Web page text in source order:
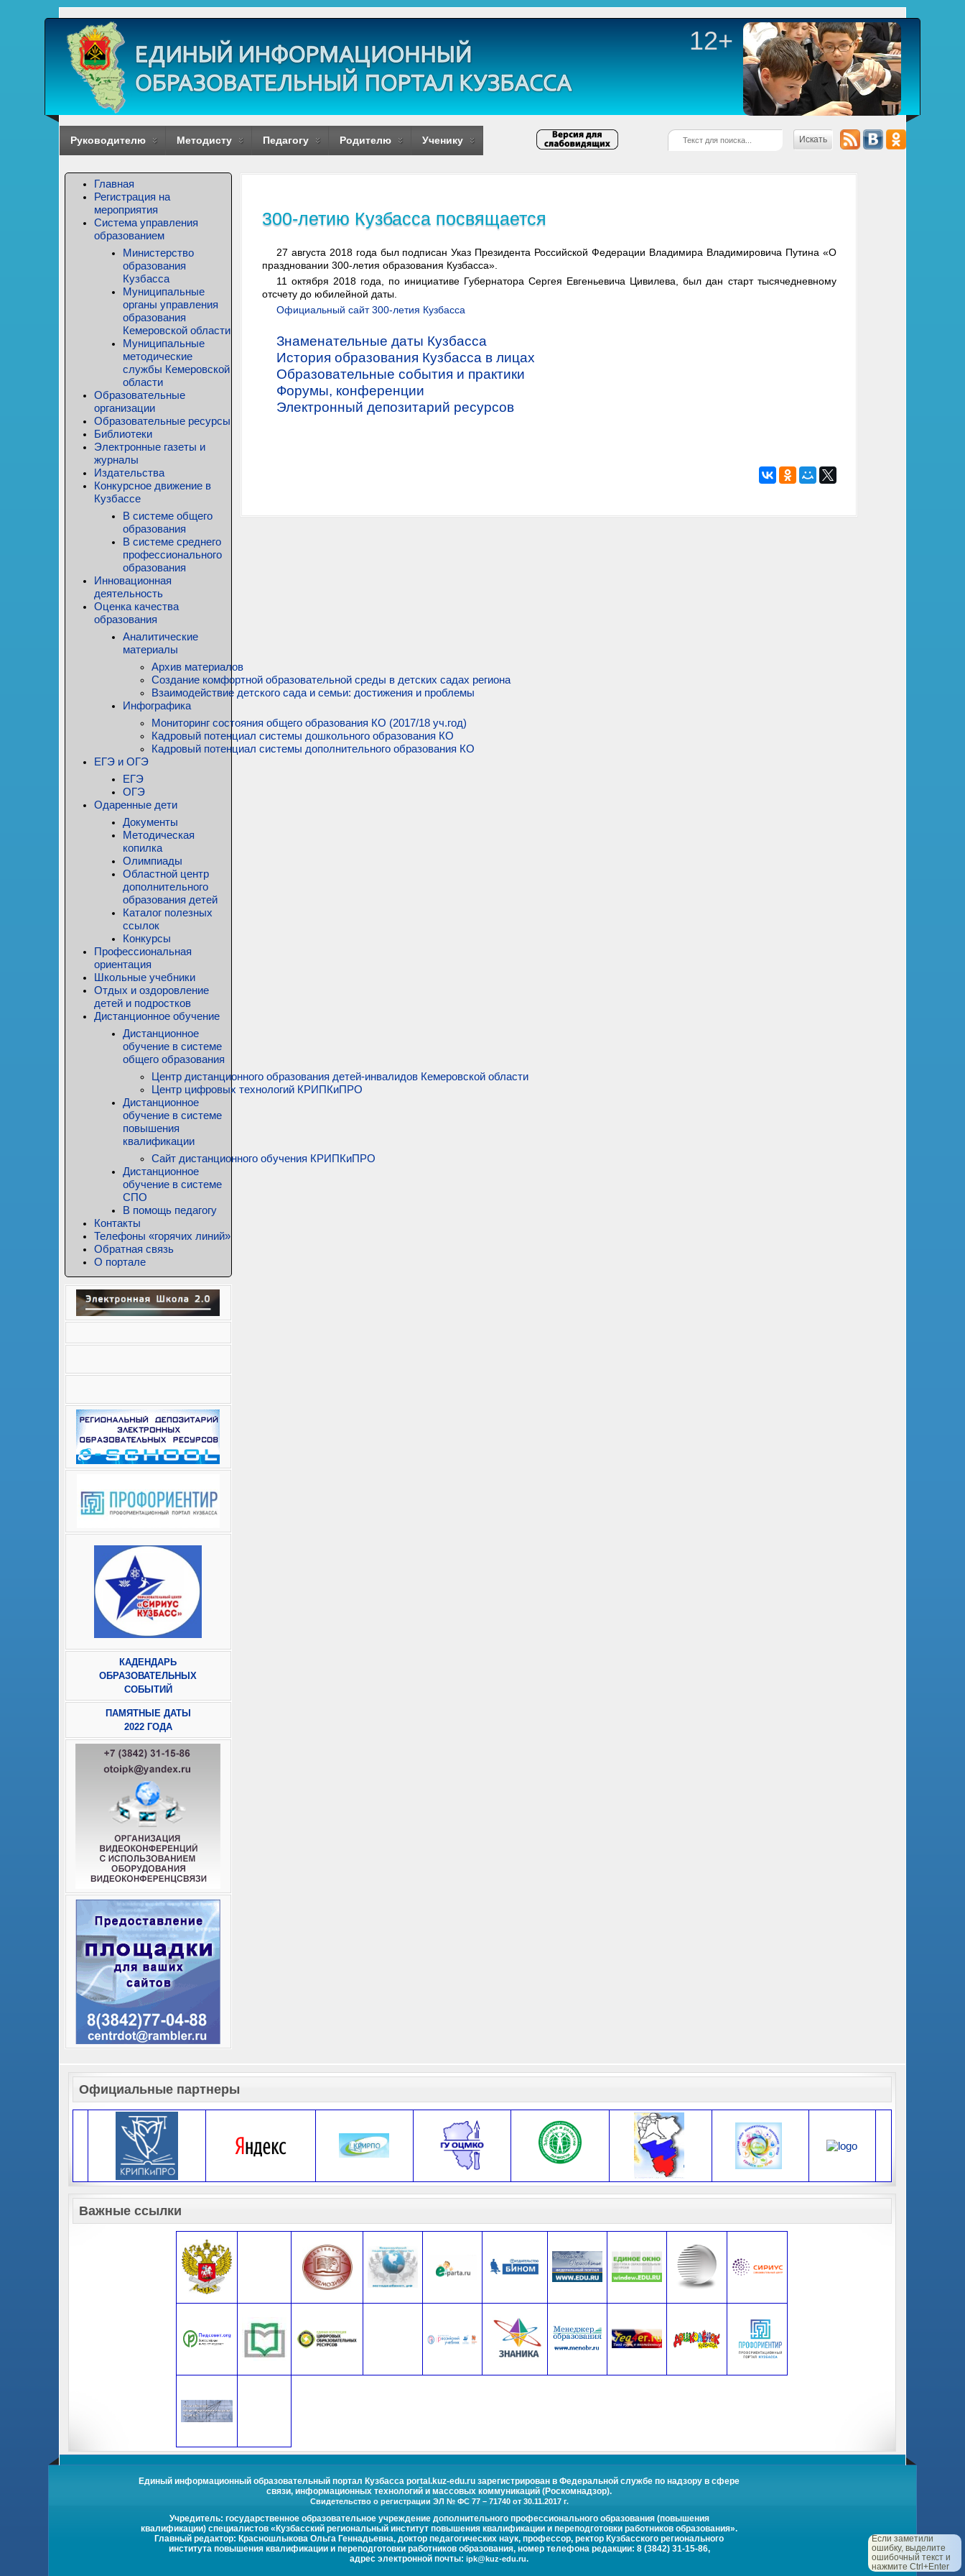
12+
Руководителю Методисту Педагогу Родителю Ученику Искать
Главная
Регистрация на
мероприятия
Система управления
образованием
Министерство
образования
Кузбасса
Муниципальные
органы управления
образования
Кемеровской области
Муниципальные
методические
службы Кемеровской
области
Образовательные
организации
Образовательные ресурсы
Библиотеки
Электронные газеты и
журналы
Издательства
Конкурсное движение в
Кузбассе
В системе общего
образования
В системе среднего
профессионального
образования
Инновационная
деятельность
Оценка качества
образования
Аналитические
материалы
Архив материалов
Создание комфортной образовательной среды в детских садах региона
Взаимодействие детского сада и семьи: достижения и проблемы
Инфографика
Мониторинг состояния общего образования КО (2017/18 уч.год)
Кадровый потенциал системы дошкольного образования КО
Кадровый потенциал системы дополнительного образования КО
ЕГЭ и ОГЭ
ЕГЭ
ОГЭ
Одаренные дети
Документы
Методическая
копилка
Олимпиады
Областной центр
дополнительного
образования детей
Каталог полезных
ссылок
Конкурсы
Профессиональная
ориентация
Школьные учебники
Отдых и оздоровление
детей и подростков
Дистанционное обучение
Дистанционное
обучение в системе
общего образования
Центр дистанционного образования детей-инвалидов Кемеровской области
Центр цифровых технологий КРИПКиПРО
Дистанционное
обучение в системе
повышения
квалификации
Сайт дистанционного обучения КРИПКиПРО
Дистанционное
обучение в системе
СПО
В помощь педагогу
Контакты
Телефоны «горячих линий»
Обратная связь
О портале
КАДЕНДАРЬ
ОБРАЗОВАТЕЛЬНЫХ
СОБЫТИЙ
ПАМЯТНЫЕ ДАТЫ
2022 ГОДА
300-летию Кузбасса посвящается
27 августа 2018 года был подписан Указ Президента Российской Федерации Владимира Владимировича Путина «О
праздновании 300-летия образования Кузбасса».
11 октября 2018 года, по инициативе Губернатора Сергея Евгеньевича Цивилева, был дан старт тысячедневному
отсчету до юбилейной даты.
Официальный сайт 300-летия Кузбасса
Знаменательные даты Кузбасса
История образования Кузбасса в лицах
Образовательные события и практики
Форумы, конференции
Электронный депозитарий ресурсов
Официальные партнеры
Важные ссылки
Единый информационный образовательный портал Кузбасса portal.kuz-edu.ru зарегистрирован в Федеральной службе по надзору в сфере
связи, информационных технологий и массовых коммуникаций (Роскомнадзор).
Свидетельство о регистрации ЭЛ № ФС 77 – 71740 от 30.11.2017 г.
Учредитель: государственное образовательное учреждение дополнительного профессионального образования (повышения
квалификации) специалистов «Кузбасский региональный институт повышения квалификации и переподготовки работников образования».
Главный редактор: Красношлыкова Ольга Геннадьевна, доктор педагогических наук, профессор, ректор Кузбасского регионального
института повышения квалификации и переподготовки работников образования, номер телефона редакции: 8 (3842) 31-15-86,
адрес электронной почты:ipk@kuz-edu.ru.
Если заметили
ошибку, выделите
ошибочный текст и
нажмите Ctrl+Enter